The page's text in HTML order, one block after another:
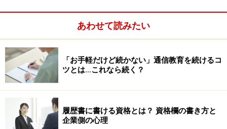
あわせて読みたい
「お手軽だけど続かない」通信教育を続けるコ
ツとは…これなら続く？
履歴書に書ける資格とは？ 資格欄の書き方と
企業側の心理